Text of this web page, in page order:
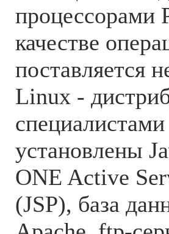
качестве
поставляется
Linux -
установлены
ONE Active
(JSP), база